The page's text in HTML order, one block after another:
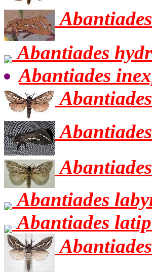
Abantiades
Abantiades
Abantiades
Abantiades